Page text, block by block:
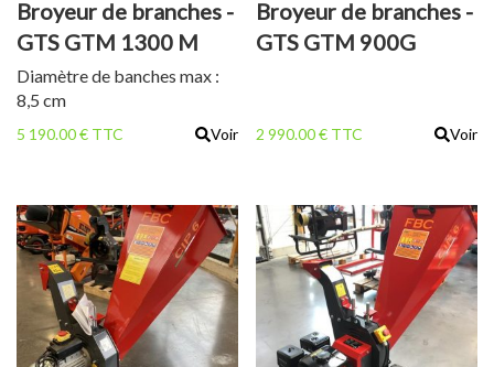
Broyeur de branches -
GTS GTM 1300 M
Diamètre de banches max :
8,5 cm
5 190.00 € TTC Voir
Broyeur de branches -
GTS GTM 900G
2 990.00 € TTC Voir